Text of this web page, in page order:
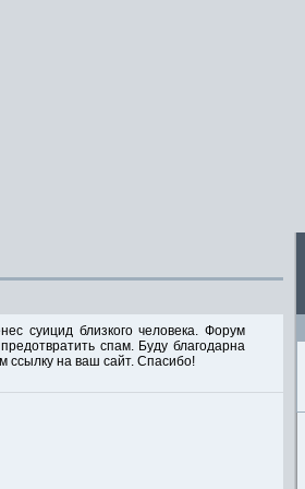
суицид близкого человека. Форум
спам. Буду благодарна
на ваш сайт. Спасибо!